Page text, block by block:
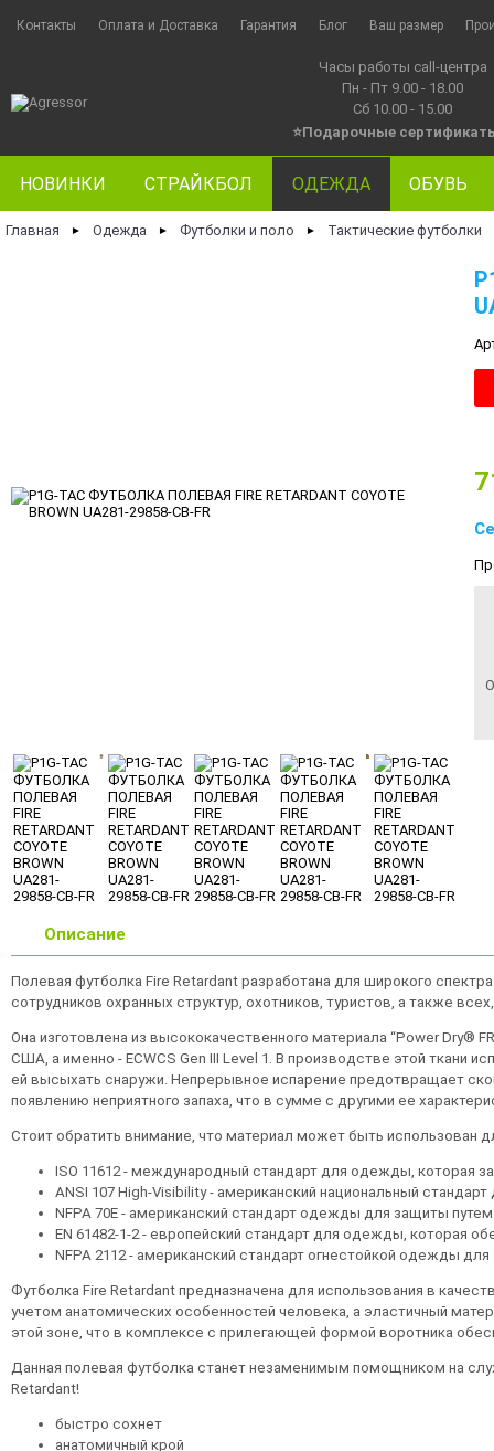
Контакты Оплата и Доставка Гарантия Блог Ваш размер
Часы работы call-центра
Пн - Пт 9.00 - 18.00
Сб 10.00 - 15.00
⭐Подарочные
НОВИНКИ СТРАЙКБОЛ ОДЕЖДА ОБУВЬ
Главная ► Одежда ► Футболки и поло ► Тактические футболки
Описание
Полевая футболка Fire Retardant разработана для широкого
сотрудников охранных структур, охотников, туристов, а также
Она изготовлена из высококачественного материала “Power
США, а именно - ECWCS Gen III Level 1. В производстве этой ткани
ей высыхать снаружи. Непрерывное испарение предотвращает
появлению неприятного запаха, что в сумме с другими ее
Стоит обратить внимание, что материал может быть использован
ISO 11612 - международный стандарт для одежды, которая
ANSI 107 High-Visibility - американский национальный
NFPA 70E - американский стандарт одежды для защиты
EN 61482-1-2 - европейский стандарт для одежды, которая
NFPA 2112 - американский стандарт огнестойкой одежды
Футболка Fire Retardant предназначена для использования в
учетом анатомических особенностей человека, а эластичный
этой зоне, что в комплексе с прилегающей формой воротника
Данная полевая футболка станет незаменимым помощником на
Retardant!
быстро сохнет
анатомичный крой